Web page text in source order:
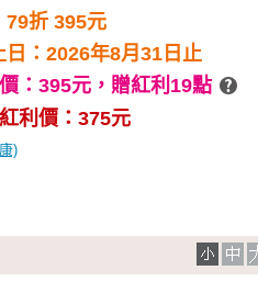
79折 395元
日：2026年8月31日止
：395元， 贈紅利19點
利價：375元
)